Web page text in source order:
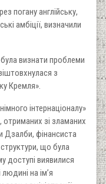
погану англійську,
амбіції, визначили
визнати проблеми
з
Кремля».
інтернаціоналу»
отриманих зі зламаних
Дзалби, фінансиста
що була
доступі виявилися
на ім’я